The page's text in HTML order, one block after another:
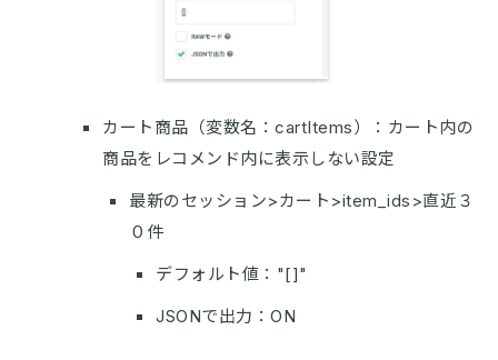
カート商品（変数名：cartItems）：カート内の
商品をレコメンド内に表示しない設定
最新のセッション>カート>item_ids>直近３
０件
デフォルト値："[]"
JSONで出力：ON